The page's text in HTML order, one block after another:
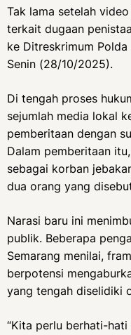
Tak lama setelah
terkait dugaan
ke Ditreskrimum
Senin (28/10/2025).
Di tengah proses
sejumlah media lokal
pemberitaan dengan
Dalam pemberitaan
sebagai korban
dua orang yang
Narasi baru ini
publik. Beberapa
Semarang menilai,
berpotensi
yang tengah diselidiki
“Kita perlu berhati-